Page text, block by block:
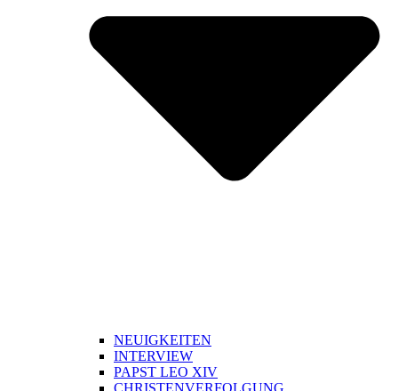
NEUIGKEITEN
INTERVIEW
PAPST LEO XIV
CHRISTENVERFOLGUNG